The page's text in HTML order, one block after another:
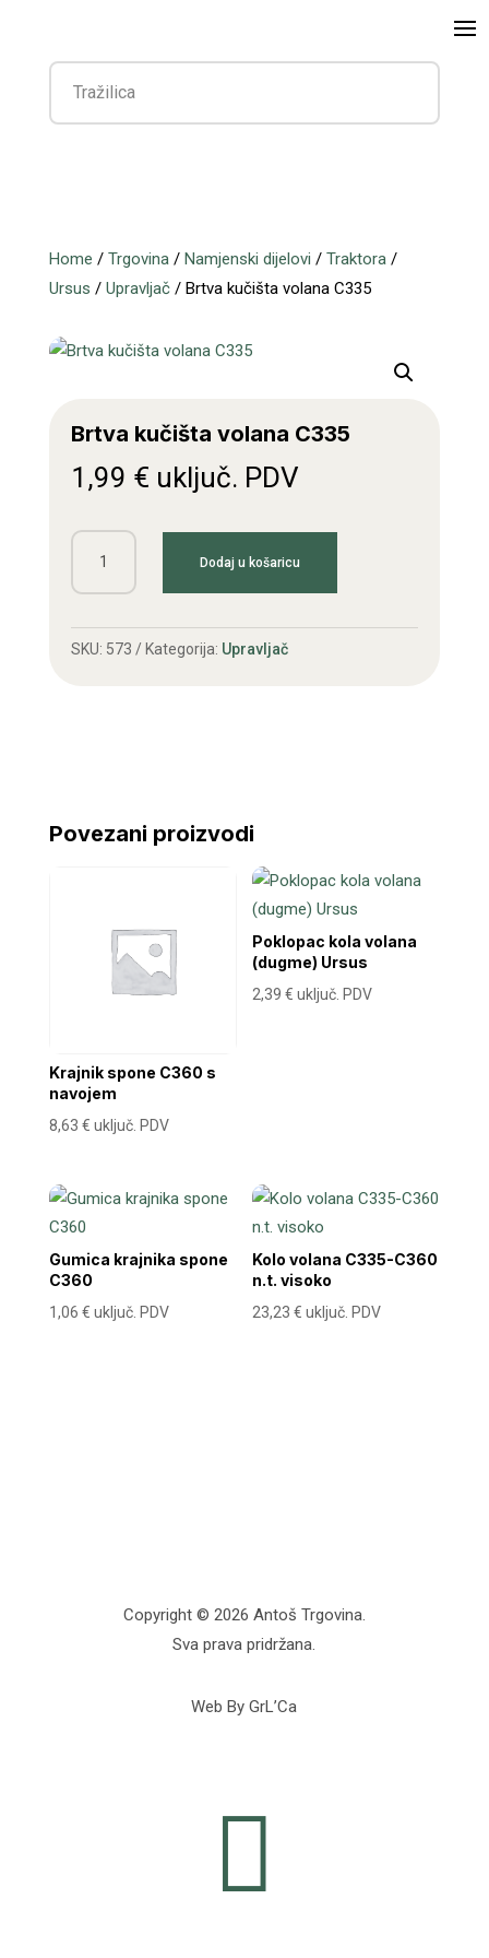
Home / Trgovina/ Namjenski dijelovi / Traktora/
Ursus / Upravljač/ Brtva kučišta volana C335
Brtva kučišta volana C335
1,99 € uključ. PDV
Brtva
kučišta
C335
količina
Dodaj u košaricu
SKU: 573 Kategorija: Upravljač
Povezani proizvodi
Krajnik spone C360 s
navojem
8,63 € uključ. PDV
Poklopac kola volana
(dugme) Ursus
2,39€ uključ. PDV
Gumica krajnika spone
C360
1,06 € uključ. PDV
Kolo volana C335-C360
n.t. visoko
23,23€ uključ. PDV
Copyright © 2026 Antoš Trgovina.
Sva prava pridržana.
Web By GrL’Ca
